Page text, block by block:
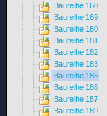
Baureihe 160
Baureihe 169
Baureihe 180
Baureihe 181
Baureihe 182
Baureihe 183
Baureihe 185
Baureihe 186
Baureihe 187
Baureihe 189